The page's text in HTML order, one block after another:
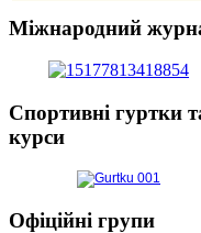
Міжнародний
Спортивнi гуртки
курси
Офіційні групи